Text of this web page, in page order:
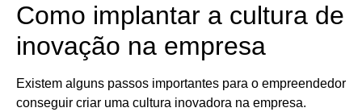
Como implantar a cultura de
inovação na empresa
Existem alguns passos importantes para o empreendedor
conseguir criar uma cultura inovadora na empresa.